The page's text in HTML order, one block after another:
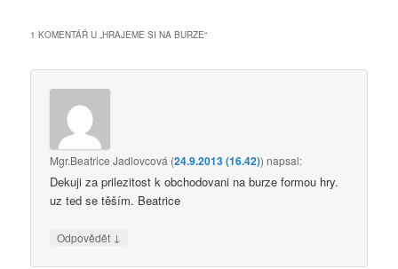
1 KOMENTÁŘ U „HRAJEME SI NA BURZE“
Mgr.Beatrice Jadlovcová (24.9.2013 (16.42))napsal:
Dekuji za prilezitost k obchodovani na burze formou hry.
uz ted se těším. Beatrice
Odpovědět ↓